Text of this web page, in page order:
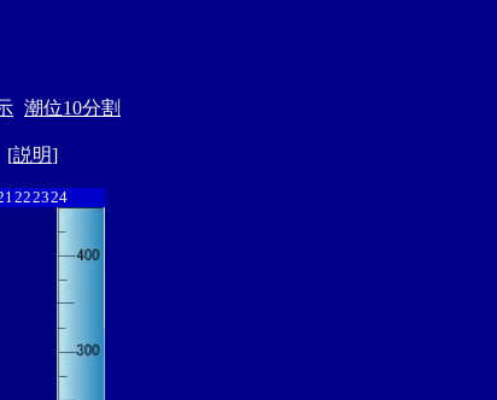
潮位10分割
説明]
222324